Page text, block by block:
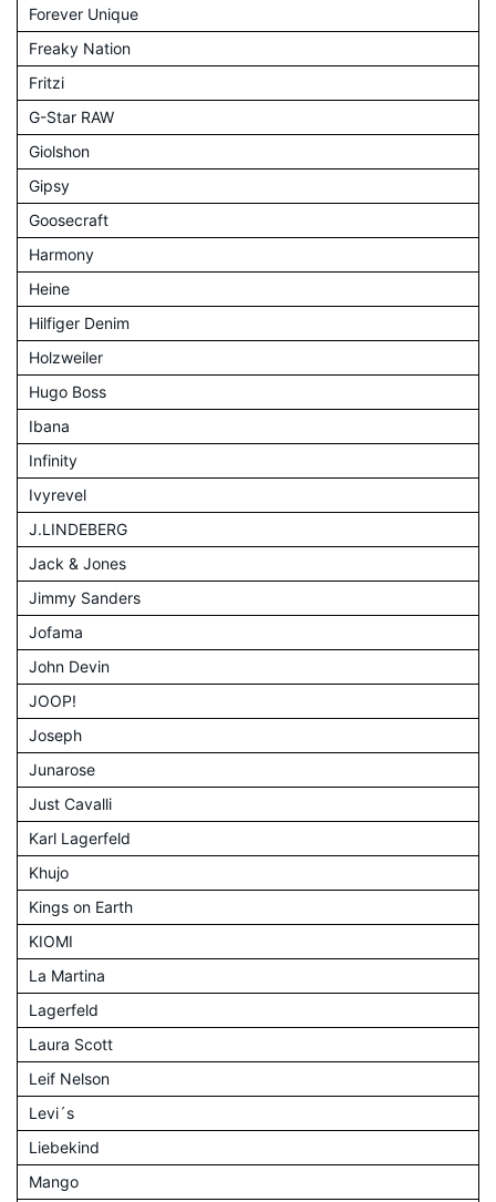
Forever Unique
Freaky Nation
Fritzi
G-Star RAW
Giolshon
Gipsy
Goosecraft
Harmony
Heine
Hilfiger Denim
Holzweiler
Hugo Boss
Ibana
Infinity
Ivyrevel
J.LINDEBERG
Jack & Jones
Jimmy Sanders
Jofama
John Devin
JOOP!
Joseph
Junarose
Just Cavalli
Karl Lagerfeld
Khujo
Kings on Earth
KIOMI
La Martina
Lagerfeld
Laura Scott
Leif Nelson
Levi´s
Liebekind
Mango